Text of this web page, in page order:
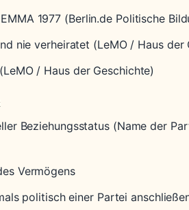
1977 (Berlin.de Politische
nie verheiratet (LeMO / Haus der
/ Haus der Geschichte)
Beziehungsstatus (Name der
Vermögens
politisch einer Partei